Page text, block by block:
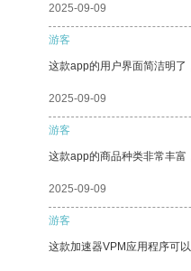
2025-09-09
游客
这款app的用户界面简洁明了
2025-09-09
游客
这款app的商品种类非常丰富
2025-09-09
游客
这款加速器VPM应用程序可